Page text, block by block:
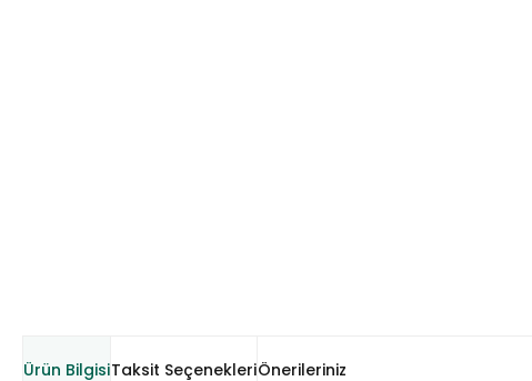
Ürün BilgisiTaksit SeçenekleriÖnerileriniz